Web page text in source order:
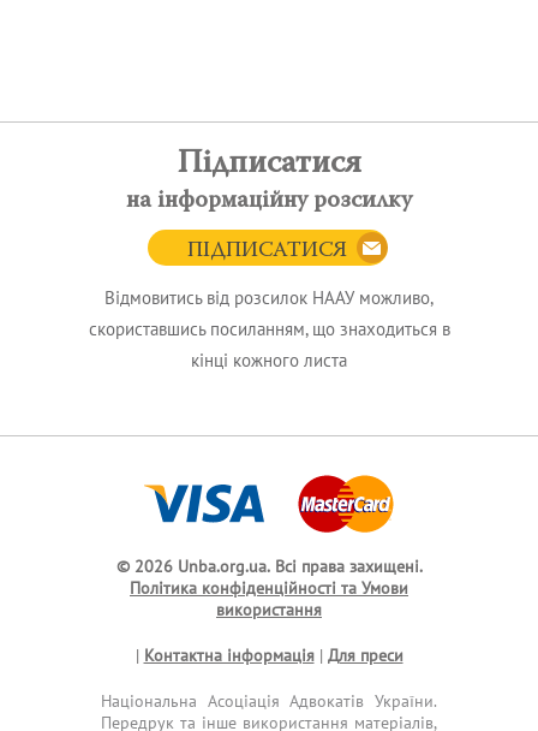
Підписатися
на інформаційну розсилку
ПІДПИСАТИСЯ
Відмовитись від розсилок НААУ можливо,
скориставшись посиланням, що знаходиться в
кінці кожного листа
© 2026 Unba.org.ua. Всі права захищені.
Політика конфіденційності та Умови
використання
| Контактна інформація| Для преси
Національна Асоціація Адвокатів України.
Передрук та інше використання матеріалів,